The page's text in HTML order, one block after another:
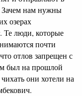
Зачем нам нужны
озерах
Те люди, которые
почти
отлов запрещен с
был на прошлой
они хотели на